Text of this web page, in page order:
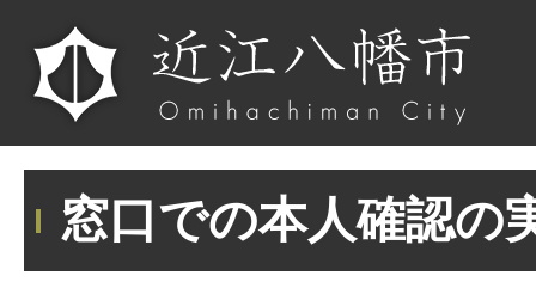
窓口での本人確認の